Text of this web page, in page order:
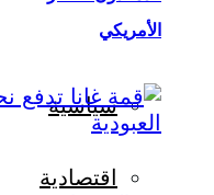
سياسية
اقتصادية
الأمريكي